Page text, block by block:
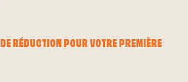
RÉDUCTION POUR VOTRE PREMIÈRE